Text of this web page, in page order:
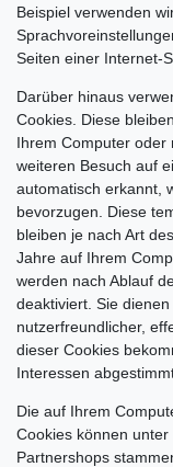
Beispiel verwenden
Seiten einer Internet-
Darüber hinaus
Cookies. Diese
Ihrem Computer oder
weiteren Besuch auf
automatisch erkannt,
bevorzugen. Diese
bleiben je nach Art
Jahre auf Ihrem
werden nach Ablauf
deaktiviert. Sie
nutzerfreundlicher,
dieser Cookies
Interessen
Die auf Ihrem
Cookies können
Partnershops